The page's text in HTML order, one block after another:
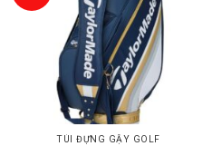
TÚI ĐỰNG GẬY GOLF